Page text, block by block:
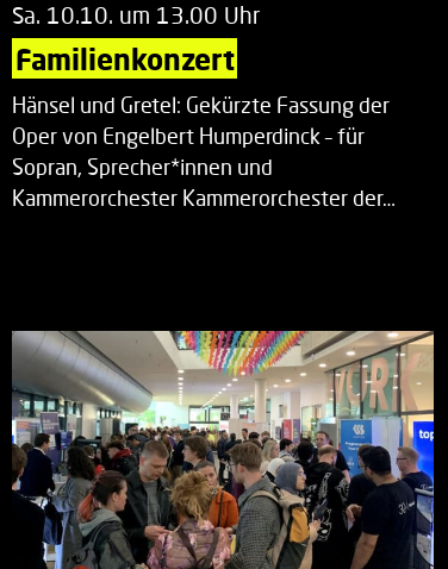
Sa. 10.10. um 13.00 Uhr
Familienkonzert
Hänsel und Gretel: Gekürzte Fassung der
Oper von Engelbert Humperdinck – für
Sopran, Sprecher*innen und
Kammerorchester Kammerorchester der…